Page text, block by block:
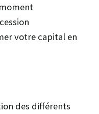
votre capital en
des différents